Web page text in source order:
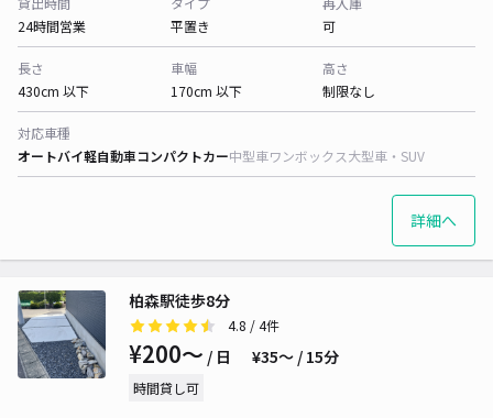
24時間営業
平置き
可
長さ
430cm 以下
車幅
170cm 以下
高さ
制限なし
対応車種
オートバイ軽自動車コンパクトカー中型車ワンボックス大型車・SUV
詳細へ
柏森駅徒歩8分
4.8 / 4件
¥200〜 / 日 ¥35〜 / 15分
時間貸し可